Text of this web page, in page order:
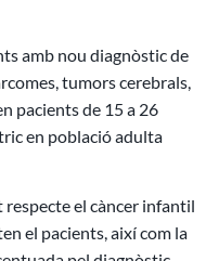
amb nou diagnòstic de
tumors cerebrals,
pacients de 15 a 26
en població adulta
respecte el càncer infantil
el pacients, així com la